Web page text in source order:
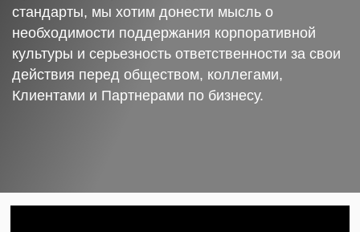
стандарты, мы хотим донести мысль о
необходимости поддержания корпоративной
культуры и серьезность ответственности за свои
действия перед обществом, коллегами,
Клиентами и Партнерами по бизнесу.